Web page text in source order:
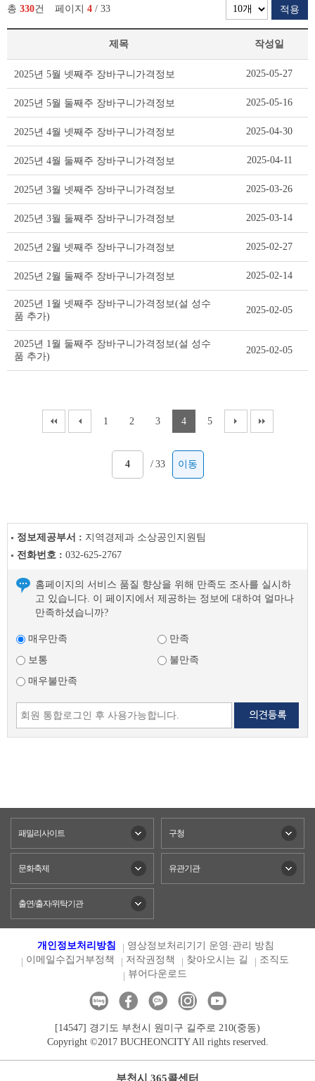
총 330건 페이지 4 / 33 적용
니
격
보
스
테
이
블
제목 작성일
2025년 5월 넷째주 장바구니가격정보 2025-05-27
2025년 5월 둘째주 장바구니가격정보 2025-05-16
2025년 4월 넷째주 장바구니가격정보 2025-04-30
2025년 4월 둘째주 장바구니가격정보 2025-04-11
2025년 3월 넷째주 장바구니가격정보 2025-03-26
2025년 3월 둘째주 장바구니가격정보 2025-03-14
2025년 2월 넷째주 장바구니가격정보 2025-02-27
2025년 2월 둘째주 장바구니가격정보 2025-02-14
2025년 1월 넷째주 장바구니가격정보(설 성수
품 추가)
2025-02-05
2025년 1월 둘째주 장바구니가격정보(설 성수
품 추가)
2025-02-05
1 2 3 4 5
/ 33 이동
정보제공부서 : 지역경제과 소상공인지원팀
전화번호 : 032-625-2767
홈페이지의 서비스 품질 향상을 위해 만족도 조사를 실시하
고 있습니다. 이 페이지에서 제공하는 정보에 대하여 얼마나
만족하셨습니까?
매우만족
만족
보통
불만족
매우불만족
패밀리사이트 구청
문화축제 유관기관
출연/출자/위탁기관
개인정보처리방침
영상정보처리기기 운영·관리 방침
이메일수집거부정책
저작권정책 찾아오시는 길
조직도
뷰어다운로드
[14547] 경기도 부천시 원미구 길주로 210(중동)
Copyright ©2017 BUCHEONCITY All rights reserved.
부천시 365콜센터